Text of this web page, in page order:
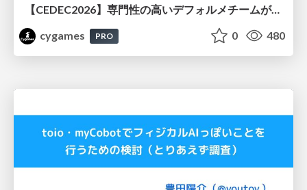
【CEDEC2026】専門性の高いデフォルメチームが挑んだ人材育成戦略 〜Cygames Academiaの企画から実施まで〜
cygames
PRO 0 480